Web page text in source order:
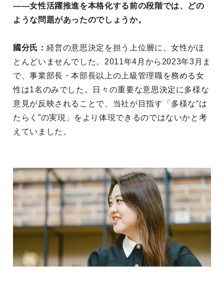
——女性活躍推進を本格化する前の段階では、どの
ような問題があったのでしょうか。
國分氏： 経営の意思決定を担う上位層に、女性がほ
とんどいませんでした。2011年4月から2023年3月ま
で、事業部長・本部長以上の上級管理職を務める女
性は1名のみでした。日々の重要な意思決定に多様な
意見が反映されることで、当社が目指す「多様な“は
たらく”の実現」をより体現できるのではないかと考
えていました。